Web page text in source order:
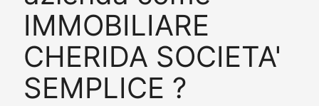
IMMOBILIARE
CHERIDA SOCIETA'
SEMPLICE ?